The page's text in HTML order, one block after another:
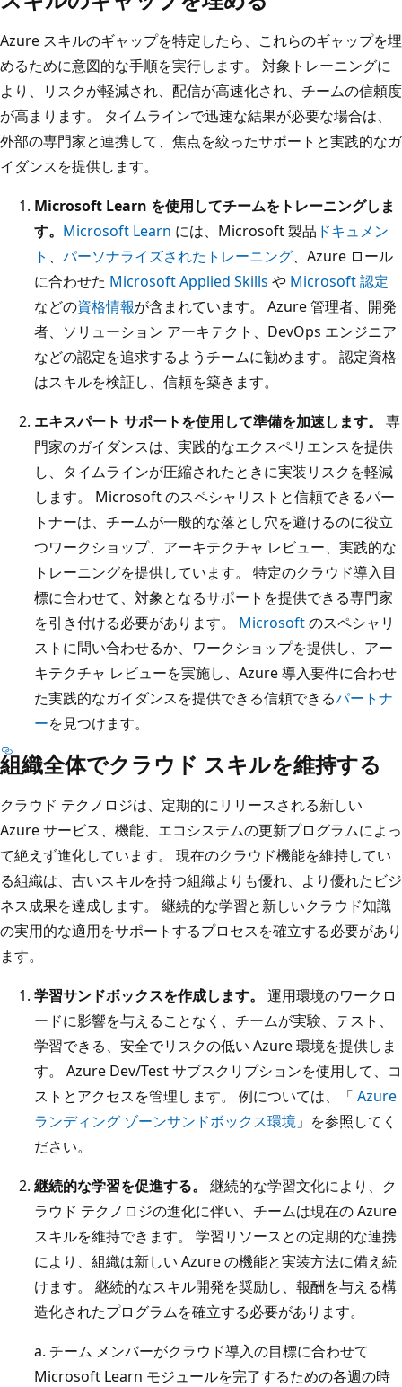
Azure スキルのギャップを特定したら、これらのギャップを埋
めるために意図的な手順を実行します。 対象トレーニングに
より、リスクが軽減され、配信が高速化され、チームの信頼度
が高まります。 タイムラインで迅速な結果が必要な場合は、
外部の専門家と連携して、焦点を絞ったサポートと実践的なガ
イダンスを提供します。
Microsoft Learn を使用してチームをトレーニングしま
す。 Microsoft Learn には、Microsoft 製品 ドキュメン
ト 、 パーソナライズされたトレーニング、Azure ロール
に合わせた Microsoft Applied Skills や Microsoft 認定
などの資格情報が含まれています。 Azure 管理者、開発
者、ソリューション アーキテクト、DevOps エンジニア
などの認定を追求するようチームに勧めます。 認定資格
はスキルを検証し、信頼を築きます。
エキスパート サポートを使用して準備を加速します。
専
門家のガイダンスは、実践的なエクスペリエンスを提供
し、タイムラインが圧縮されたときに実装リスクを軽減
します。 Microsoft のスペシャリストと信頼できるパー
トナーは、チームが一般的な落とし穴を避けるのに役立
つワークショップ、アーキテクチャ レビュー、実践的な
トレーニングを提供しています。 特定のクラウド導入目
標に合わせて、対象となるサポートを提供できる専門家
を引き付ける必要があります。 Microsoftのスペシャリ
ストに問い合わせるか、ワークショップを提供し、アー
キテクチャ レビューを実施し、Azure 導入要件に合わせ
た実践的なガイダンスを提供できる信頼できるパートナ
ーを見つけます。
組織全体でクラウド スキルを維持する
クラウド テクノロジは、定期的にリリースされる新しい
Azure サービス、機能、エコシステムの更新プログラムによっ
て絶えず進化しています。 現在のクラウド機能を維持してい
る組織は、古いスキルを持つ組織よりも優れ、より優れたビジ
ネス成果を達成します。 継続的な学習と新しいクラウド知識
の実用的な適用をサポートするプロセスを確立する必要があり
ます。
学習サンドボックスを作成します。
運用環境のワークロ
ードに影響を与えることなく、チームが実験、テスト、
学習できる、安全でリスクの低い Azure 環境を提供しま
す。 Azure Dev/Test サブスクリプションを使用して、コ
ストとアクセスを管理します。 例については、「 Azure
ランディング ゾーンサンドボックス環境 」を参照してく
ださい。
継続的な学習を促進する。
継続的な学習文化により、ク
ラウド テクノロジの進化に伴い、チームは現在の Azure
スキルを維持できます。 学習リソースとの定期的な連携
により、組織は新しい Azure の機能と実装方法に備え続
けます。 継続的なスキル開発を奨励し、報酬を与える構
造化されたプログラムを確立する必要があります。
a. チーム メンバーがクラウド導入の目標に合わせて
Microsoft Learn モジュールを完了するための各週の時